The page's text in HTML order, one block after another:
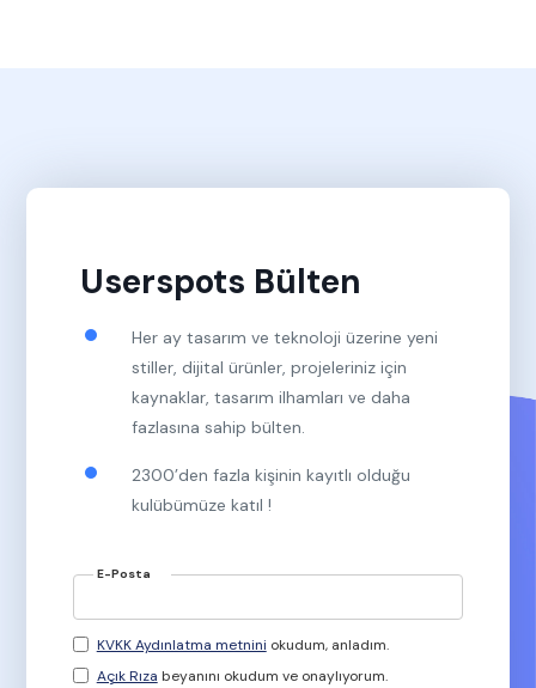
Userspots Bülten
Her ay tasarım ve teknoloji üzerine yeni
stiller, dijital ürünler, projeleriniz için
kaynaklar, tasarım ilhamları ve daha
fazlasına sahip bülten.
2300’den fazla kişinin kayıtlı olduğu
kulübümüze katıl !
E-Posta
KVKK Aydınlatma metnini okudum, anladım.
Açık Rıza beyanını okudum ve onaylıyorum.